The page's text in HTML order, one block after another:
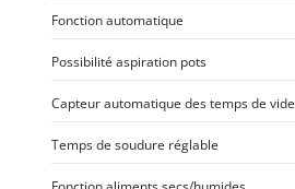
MOSA
MOVA
Mowox
MTD
Fonction automatique
Possibilité aspiration pots
Capteur automatique des temps de vide
Temps de soudure réglable